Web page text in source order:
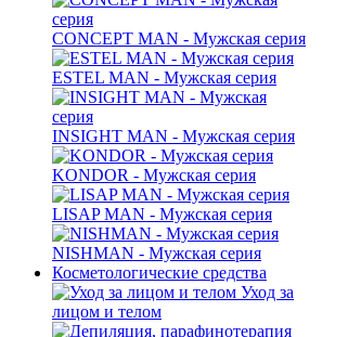
CONCEPT MAN - Мужская серия
ESTEL MAN - Мужская серия
INSIGHT MAN - Мужская серия
KONDOR - Мужская серия
LISAP MAN - Мужская серия
NISHMAN - Мужская серия
Косметологические средства
Уход за
лицом и телом